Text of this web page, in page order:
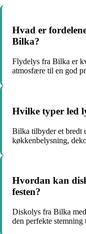
Hvad er
Bilka?
Flydelys fra Bilka er
atmosfære til en god
Hvilke typer led
Bilka tilbyder et bredt
køkkenbelysning,
Hvordan kan
festen?
Diskolys fra Bilka
den perfekte